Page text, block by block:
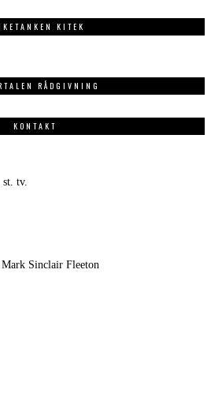
KITEK
RÅDGIVNING
KONTAKT
st. tv.
Mark Sinclair Fleeton